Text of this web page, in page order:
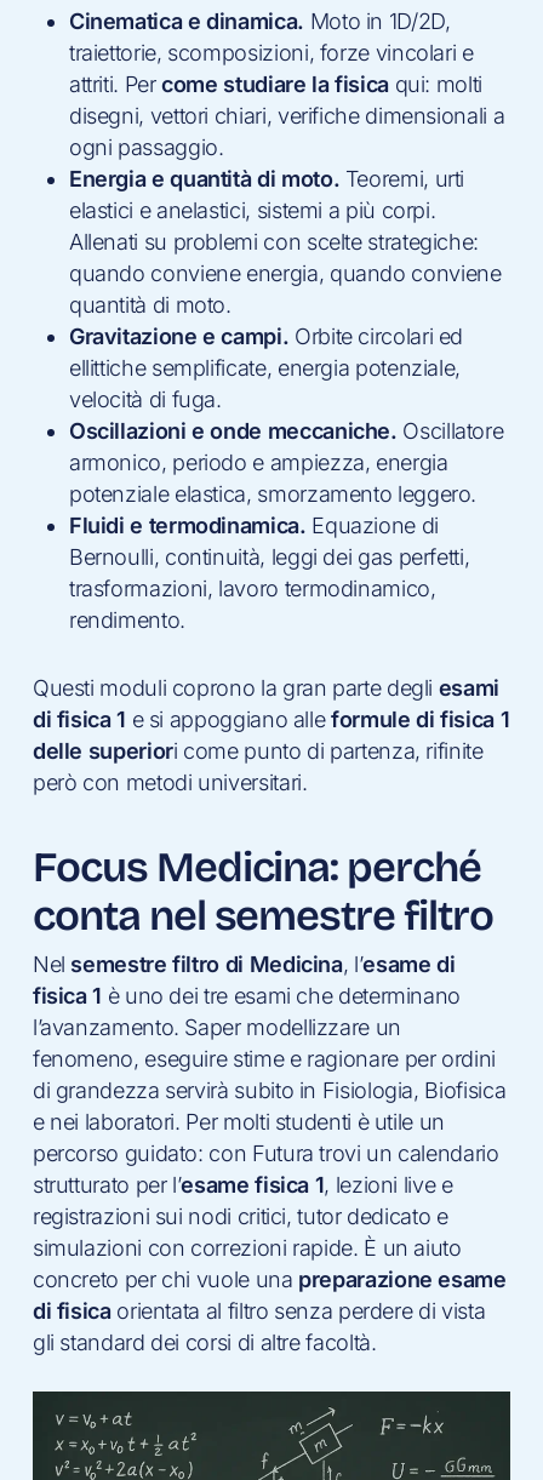
Cinematica e dinamica. Moto in 1D/2D,
traiettorie, scomposizioni, forze vincolari e
attriti. Percome studiare la fisicaqui: molti
disegni, vettori chiari, verifiche dimensionali a
ogni passaggio.
Energia e quantità di moto. Teoremi, urti
elastici e anelastici, sistemi a più corpi.
Allenati su problemi con scelte strategiche:
quando conviene energia, quando conviene
quantità di moto.
Gravitazione e campi. Orbite circolari ed
ellittiche semplificate, energia potenziale,
velocità di fuga.
Oscillazioni e onde meccaniche. Oscillatore
armonico, periodo e ampiezza, energia
potenziale elastica, smorzamento leggero.
Fluidi e termodinamica. Equazione di
Bernoulli, continuità, leggi dei gas perfetti,
trasformazioni, lavoro termodinamico,
rendimento.
Questi moduli coprono la gran parte degli esami
di fisica 1 e si appoggiano alleformule di fisica 1
delle superiori come punto di partenza, rifinite
però con metodi universitari.
Focus Medicina: perché
conta nel semestre filtro
Nel semestre filtro di Medicina, l’esame di
fisica 1 è uno dei tre esami che determinano
l’avanzamento. Saper modellizzare un
fenomeno, eseguire stime e ragionare per ordini
di grandezza servirà subito in Fisiologia, Biofisica
e nei laboratori. Per molti studenti è utile un
percorso guidato: con Futura trovi un calendario
strutturato per l’esame fisica 1, lezioni live e
registrazioni sui nodi critici, tutor dedicato e
simulazioni con correzioni rapide. È un aiuto
concreto per chi vuole una preparazione esame
di fisicaorientata al filtro senza perdere di vista
gli standard dei corsi di altre facoltà.